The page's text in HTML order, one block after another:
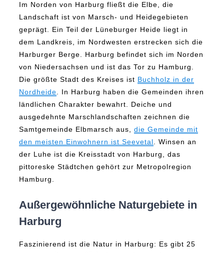
Im Norden von Harburg fließt die Elbe, die
Landschaft ist von Marsch- und Heidegebieten
geprägt. Ein Teil der Lüneburger Heide liegt in
dem Landkreis, im Nordwesten erstrecken sich die
Harburger Berge. Harburg befindet sich im Norden
von Niedersachsen und ist das Tor zu Hamburg.
Die größte Stadt des Kreises ist Buchholz in der
Nordheide. In Harburg haben die Gemeinden ihren
ländlichen Charakter bewahrt. Deiche und
ausgedehnte Marschlandschaften zeichnen die
Samtgemeinde Elbmarsch aus, die Gemeinde mit
den meisten Einwohnern ist Seevetal. Winsen an
der Luhe ist die Kreisstadt von Harburg, das
pittoreske Städtchen gehört zur Metropolregion
Hamburg.
Außergewöhnliche Naturgebiete in
Harburg
Faszinierend ist die Natur in Harburg: Es gibt 25